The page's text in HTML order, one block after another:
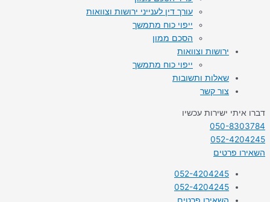
עורך דין לענייני ירושות וצוואות
ייפוי כוח מתמשך
הסכם ממון
ירושות וצוואות
ייפוי כוח מתמשך
שאלות ותשובות
צור קשר
דברו איתי ישירות עכשיו
050-8303784
052-4204245
השאירו פרטים
052-4204245
052-4204245